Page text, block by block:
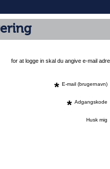
for at logge in skal du angive e-mail
* E-mail (brugernavn)
* Adgangskode
Husk mig